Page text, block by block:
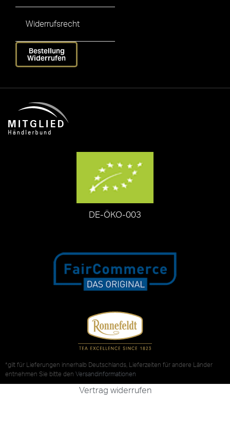
Widerrufsrecht
Bestellung
Widerrufen
DE-ÖKO-003
*gilt für Lieferungen innerhalb Deutschlands, Lieferzeiten für andere Länder
entnehmen Sie bitte den Versandinformationen
Vertrag widerrufen